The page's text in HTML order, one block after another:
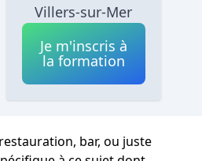
Villers-sur-Mer
Je m'inscris à
la formation
bar, ou juste